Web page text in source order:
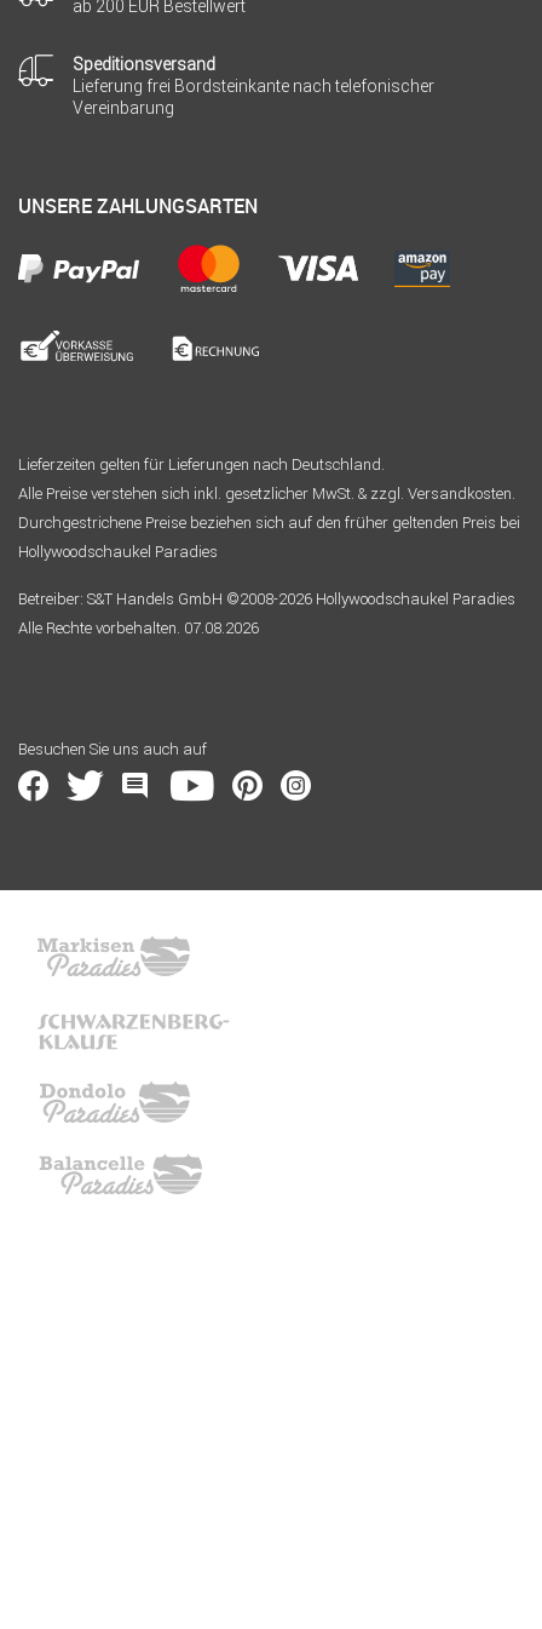
ab 200 EUR Bestellwert
Speditionsversand
Lieferung frei Bordsteinkante nach telefonischer
Vereinbarung
UNSERE ZAHLUNGSARTEN
Lieferzeiten gelten für Lieferungen nach Deutschland.
Alle Preise verstehen sich inkl. gesetzlicher MwSt. & zzgl. Versandkosten.
Durchgestrichene Preise beziehen sich auf den früher geltenden Preis bei
Hollywoodschaukel Paradies
Betreiber: S&T Handels GmbH ©2008-2026 Hollywoodschaukel Paradies
Alle Rechte vorbehalten. 07.08.2026
Besuchen Sie uns auch auf